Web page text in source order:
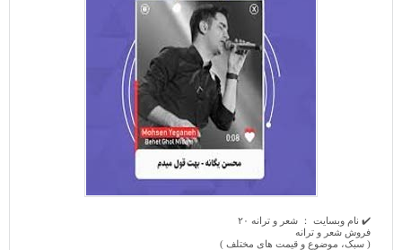
✔️ نام وبسایت ： شعر و ترانه ۲۰
فروش شعر و ترانه
( سبک، موضوع و قیمت های مختلف )